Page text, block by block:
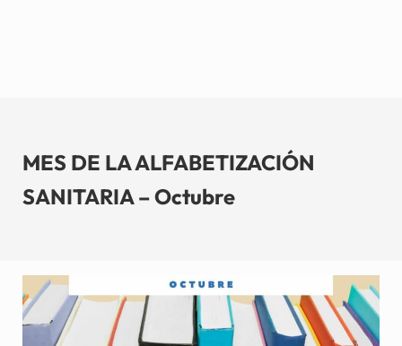
MES DE LA ALFABETIZACIÓN
SANITARIA – Octubre